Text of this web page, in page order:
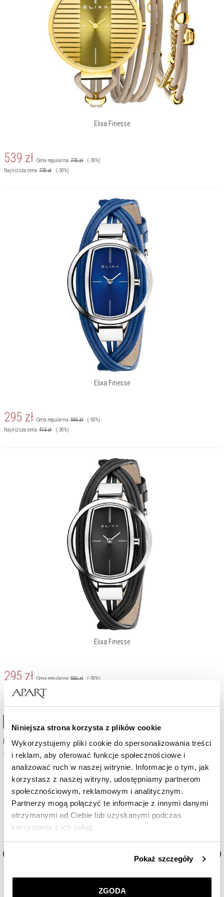
Niniejsza strona korzysta z plików cookie
Wykorzystujemy pliki cookie do spersonalizowania treści
i reklam, aby oferować funkcje społecznościowe i
analizować ruch w naszej witrynie. Informacje o tym, jak
korzystasz z naszej witryny, udostępniamy partnerom
społecznościowym, reklamowym i analitycznym.
Partnerzy mogą połączyć te informacje z innymi danymi
otrzymanymi od Ciebie lub uzyskanymi podczas
korzystania z ich usług.
przez nas plików cookie znajdziesz wPolityce
Pokaż szczegóły
ZGODA
Elixa Finesse
539 zł Cena regularna:770zł
(-30%)
Najniższa cena:770zł (-30%)
Elixa Finesse
295 zł Cena regularna:590zł
(-50%)
Najniższa cena:413zł (-30%)
Elixa Finesse
295 zł Cena regularna:590zł
(-50%)
Najniższa cena:413
Najczęściej wybierane
% %